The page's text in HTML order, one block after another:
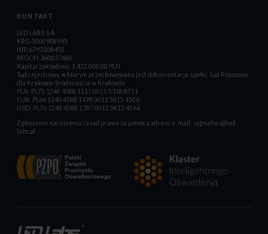
KONTAKT
LED LABS S.A.
KRS: 0000988995
NIP:6793108450
REGON:360837680
Kapitał zakładowy: 1.422.000,00 PLN
Sąd rejestrowy, w którym przechowywana jest dokumentacja spółki: Sąd Rejonowy
dla Krakowa-Śródmieścia w Krakowie
PLN: PL75 1240 4588 1111 0011 5318 8711
EUR: PL66 1240 4588 1978 0011 5815 4506
USD: PL76 1240 4588 1787 0011 5815 4564
Zgłoszenie naruszenia zasad prawa za pomocą adresu e-mail: sygnalisci@led-
labs.pl